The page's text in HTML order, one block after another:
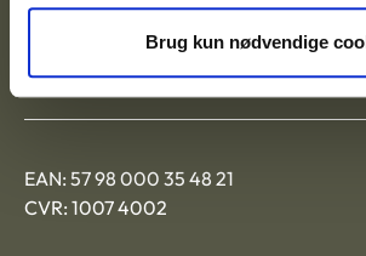
Brug kun nødvendige
Ankestyrelsen Aalborg
Ankestyrelsen København
EAN: 57 98 000 35 48 21
CVR: 1007 4002